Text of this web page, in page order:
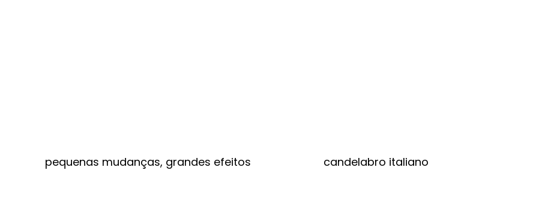
pequenas mudanças, grandes efeitos candelabro italiano